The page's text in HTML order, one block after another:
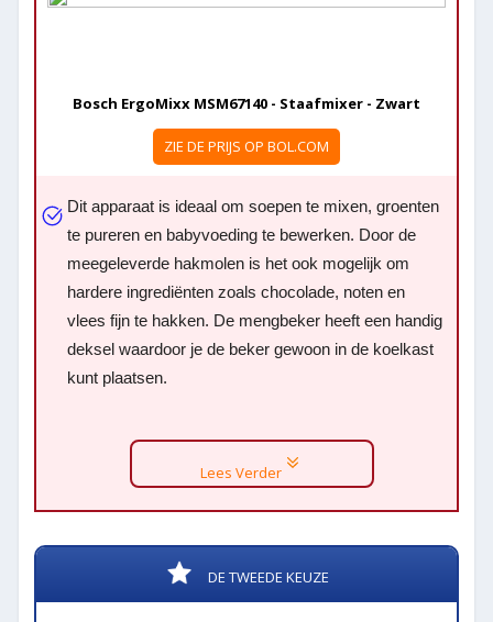
Bosch ErgoMixx MSM67140 - Staafmixer - Zwart
ZIE DE PRIJS OP BOL.COM
Dit apparaat is ideaal om soepen te mixen, groenten
te pureren en babyvoeding te bewerken. Door de
meegeleverde hakmolen is het ook mogelijk om
hardere ingrediënten zoals chocolade, noten en
vlees fijn te hakken. De mengbeker heeft een handig
deksel waardoor je de beker gewoon in de koelkast
kunt plaatsen.
Lees Verder
DE TWEEDE KEUZE